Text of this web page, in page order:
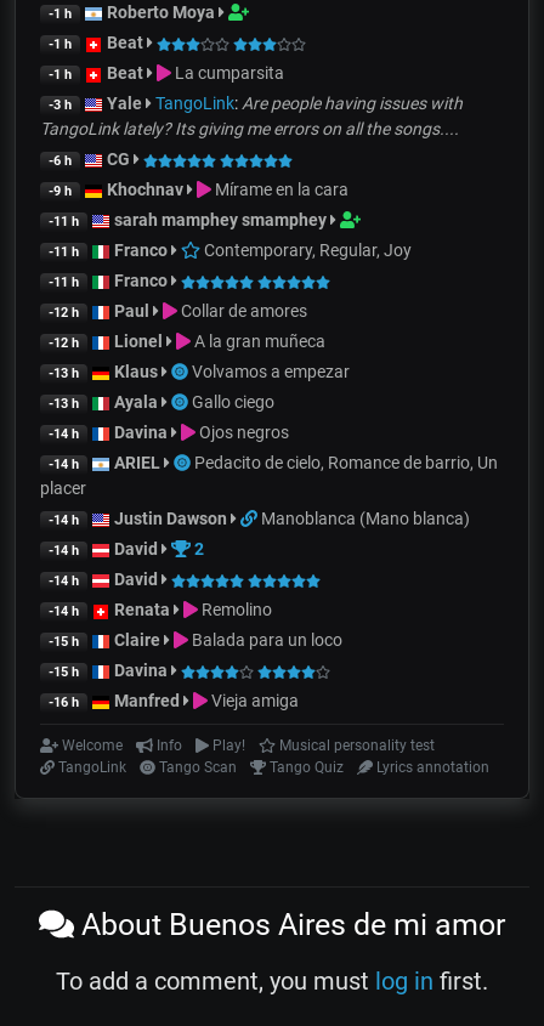
-1 h Roberto Moya
-1 h Beat
-1 h Beat La cumparsita
-3 h Yale TangoLink:Are people having issues with
TangoLink lately? Its giving me errors on all the songs....
-6 h CG
-9 h Khochnav Mírame en la cara
-11 h sarah mamphey smamphey
-11 h Franco Contemporary, Regular, Joy
-11 h Franco
-12 h Paul Collar de amores
-12 h Lionel A la gran muñeca
-13 h Klaus Volvamos a empezar
-13 h Ayala Gallo ciego
-14 h Davina Ojos negros
-14 h ARIEL
Pedacito de cielo, Romance de barrio, Un
placer
-14 h Justin Dawson Manoblanca (Mano blanca)
-14 h David 2
-14 h David
-14 h Renata Remolino
-15 h Claire Balada para un loco
-15 h Davina
-16 h Manfred Vieja amiga
Welcome Info Play!
Musical personality test
TangoLink
Tango Scan Tango Quiz Lyrics annotation
About Buenos Aires de mi amor
To add a comment, you must log in first.